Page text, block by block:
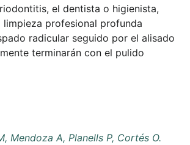
el dentista o higienista,
limpieza profesional profunda
radicular seguido por el alisado
terminarán con el pulido
Mendoza A, Planells P, Cortés O.